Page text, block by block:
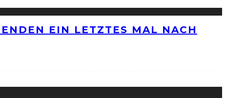
EIN LETZTES MAL NACH